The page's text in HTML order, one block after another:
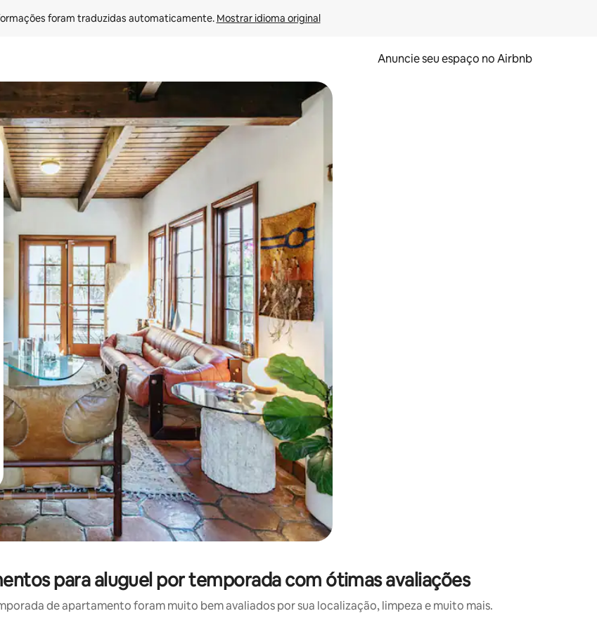
foram traduzidas automaticamente. Mostrar idioma original
Anuncie seu espaço no Airbnb
as seta para cima e para baixo do teclado ou tocando e deslizando o dedo na tela.
para aluguel por temporada com ótimas avaliações
de apartamento foram muito bem avaliados por sua localização, limpeza e muito mais.